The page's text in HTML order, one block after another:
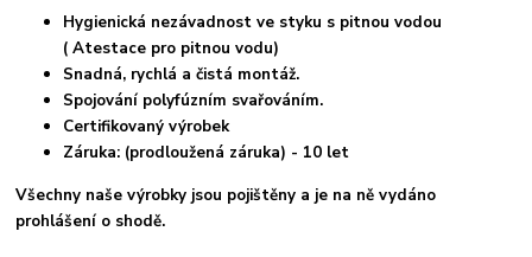
Hygienická nezávadnost ve styku s pitnou vodou
( Atestace pro pitnou vodu)
Snadná, rychlá a čistá montáž.
Spojování polyfúzním svařováním.
Certifikovaný výrobek
Záruka: (prodloužená záruka) - 10 let
Všechny naše výrobky jsou pojištěny a je na ně vydáno
prohlášení o shodě.